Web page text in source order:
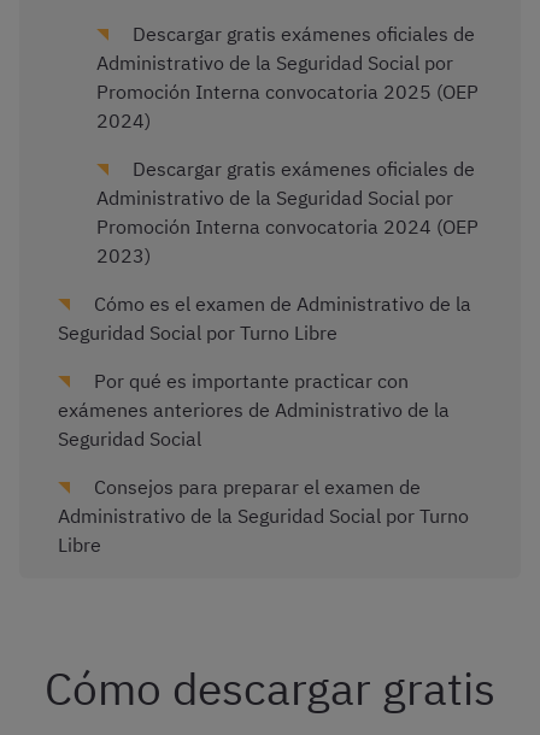
Descargar gratis exámenes oficiales de
Administrativo de la Seguridad Social por
Promoción Interna convocatoria 2025 (OEP
2024)
Descargar gratis exámenes oficiales de
Administrativo de la Seguridad Social por
Promoción Interna convocatoria 2024 (OEP
2023)
Cómo es el examen de Administrativo de la
Seguridad Social por Turno Libre
Por qué es importante practicar con
exámenes anteriores de Administrativo de la
Seguridad Social
Consejos para preparar el examen de
Administrativo de la Seguridad Social por Turno
Libre
Cómo descargar gratis